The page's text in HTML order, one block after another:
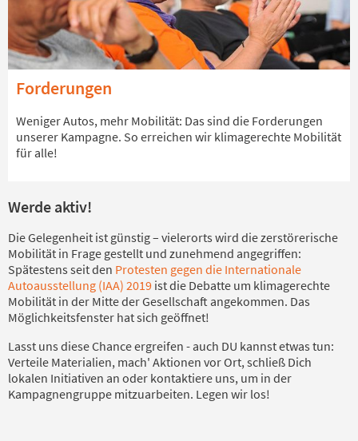
Forderungen
Weniger Autos, mehr Mobilität: Das sind die Forderungen
unserer Kampagne. So erreichen wir klimagerechte Mobilität
für alle!
Werde aktiv!
Die Gelegenheit ist günstig – vielerorts wird die zerstörerische
Mobilität in Frage gestellt und zunehmend angegriffen:
Spätestens seit den Protesten gegen die Internationale
Autoausstellung (IAA) 2019 ist die Debatte um klimagerechte
Mobilität in der Mitte der Gesellschaft angekommen. Das
Möglichkeitsfenster hat sich geöffnet!
Lasst uns diese Chance ergreifen - auch DU kannst etwas tun:
Verteile Materialien, mach' Aktionen vor Ort, schließ Dich
lokalen Initiativen an oder kontaktiere uns, um in der
Kampagnengruppe mitzuarbeiten. Legen wir los!